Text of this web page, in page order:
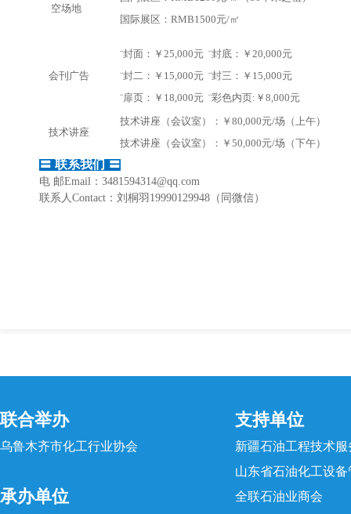
空场地
国际展区：RMB1500元/㎡
会刊广告
¨封面：￥25,000元 ¨封底：￥20,000元
¨封二：￥15,000元 ¨封三：￥15,000元
¨扉页：￥18,000元 ¨彩色内页:￥8,000元
技术讲座
技术讲座（会议室）：￥ 80,000元/场（上午）
技术讲座（会议室）：￥ 50,000元/场（下午）
〓 联系我们 〓
电 邮Email：3481594314@qq.com
联系人Contact：刘桐羽19990129948 （同微信）
联合举办
乌鲁木齐市化工行业协会
承办单位
支持单位
新疆石油工程技术
山东省石油化工设
全联石油业商会